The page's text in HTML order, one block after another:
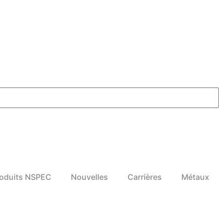
NSPEC Nouvelles Carrières
Métaux